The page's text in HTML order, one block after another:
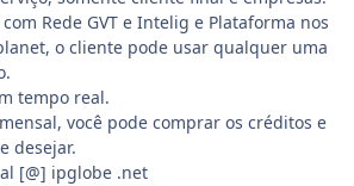
Rede GVT e Intelig e Plataforma nos
o cliente pode usar qualquer uma
tempo real.
você pode comprar os créditos e
desejar.
[@] ipglobe .net